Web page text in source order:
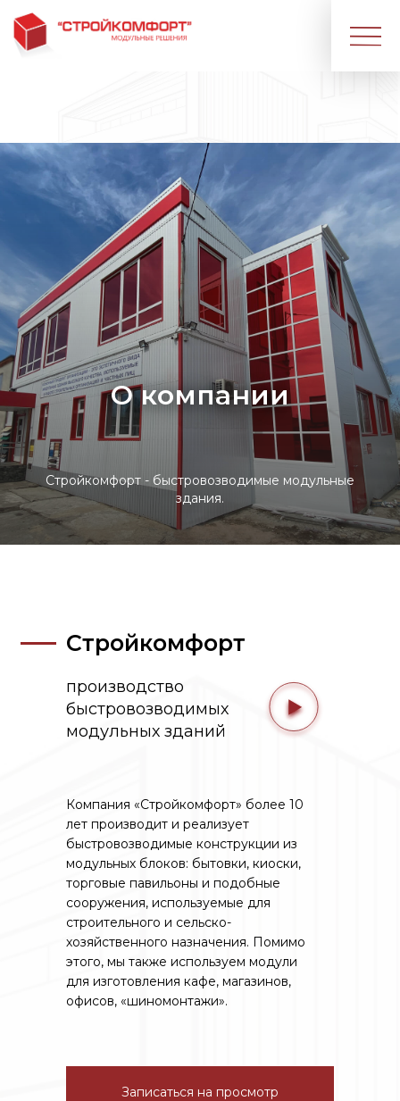
О компании
Стройкомфорт - быстровозводимые модульные
здания.
СтройКомфорт
Стройкомфорт
производство
быстровозводимых
модульных зданий
Компания «Стройкомфорт» более 10
лет производит и реализует
быстровозводимые конструкции из
модульных блоков: бытовки, киоски,
торговые павильоны и подобные
сооружения, используемые для
строительного и сельско-
хозяйственного назначения. Помимо
этого, мы также используем модули
для изготовления кафе, магазинов,
офисов, «шиномонтажи».
Записаться на просмотр